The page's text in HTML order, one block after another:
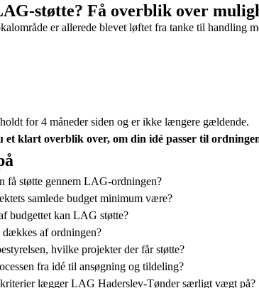
støtte? Få overblik over
er allerede blevet løftet fra tanke til handling
for 4 måneder siden og er ikke længere gældende.
et klart overblik over, om din idé passer til
få støtte gennem LAG-ordningen?
samlede budget minimum være?
budgettet kan LAG støtte?
af ordningen?
hvilke projekter der får støtte?
fra idé til ansøgning og tildeling?
lægger LAG Haderslev-Tønder særligt vægt på?